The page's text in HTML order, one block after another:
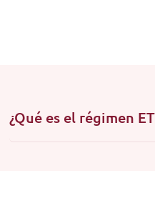
¿Qué es el régimen